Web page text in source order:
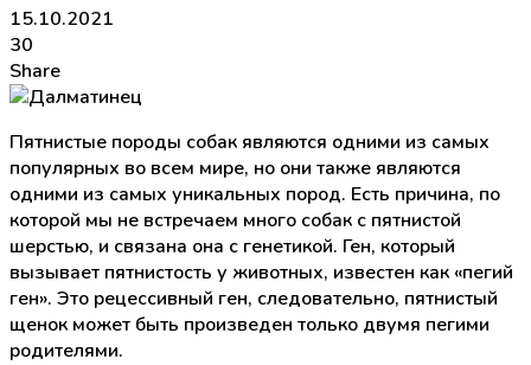
15.10.2021
30
Share
Пятнистые породы собак являются одними из самых
популярных во всем мире, но они также являются
одними из самых уникальных пород. Есть причина, по
которой мы не встречаем много собак с пятнистой
шерстью, и связана она с генетикой. Ген, который
вызывает пятнистость у животных, известен как «пегий
ген». Это рецессивный ген, следовательно, пятнистый
щенок может быть произведен только двумя пегими
родителями.